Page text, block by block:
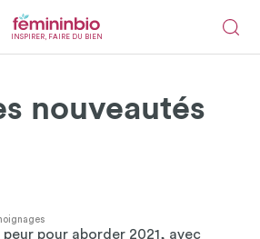
INSPIRER, FAIRE DU BIEN
nouveautés
pour aborder 2021, avec